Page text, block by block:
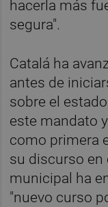
hacerla más
segura".
Catalá ha
antes de
sobre el
este mandato
como primera
su discurso en
municipal ha
"nuevo curso